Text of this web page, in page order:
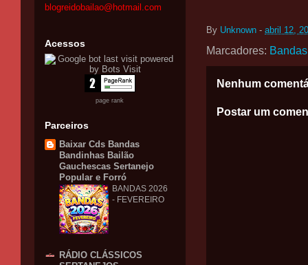
By Unknown - abril 12,
Marcadores: Bandas
Nenhum
Postar um
blogreidobailao@hotmail.com
Acessos
page rank
Parceiros
Baixar Cds Bandas
Bandinhas Bailão
Gauchescas Sertanejo
Popular e Forró
BANDAS 2026
- FEVEREIRO
RÁDIO CLÁSSICOS